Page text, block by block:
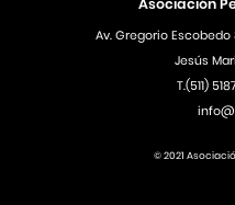
Asociación
Av. Gregorio
Jesús
T.(511)
© 2021